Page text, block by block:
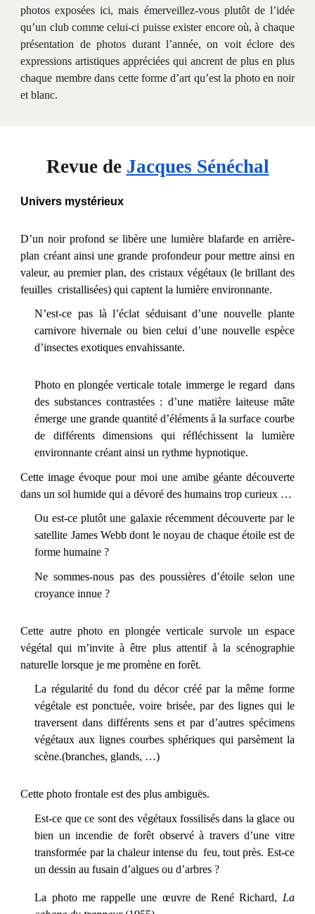
photos exposées ici, mais émerveillez-vous plutôt de l’idée
qu’un club comme celui-ci puisse exister encore où, à chaque
présentation de photos durant l’année, on voit éclore des
expressions artistiques appréciées qui ancrent de plus en plus
chaque membre dans cette forme d’art qu’est la photo en noir
et blanc.
Revue de Jacques Sénéchal
Univers mystérieux
D’un noir profond se libère une lumière blafarde en arrière-
plan créant ainsi une grande profondeur pour mettre ainsi en
valeur, au premier plan, des cristaux végétaux (le brillant des
feuilles cristallisées) qui captent la lumière environnante.
N’est-ce pas là l’éclat séduisant d’une nouvelle plante
carnivore hivernale ou bien celui d’une nouvelle espèce
d’insectes exotiques envahissante.
Photo en plongée verticale totale immerge le regard dans
des substances contrastées : d’une matière laiteuse mâte
émerge une grande quantité d’éléments à la surface courbe
de différents dimensions qui réfléchissent la lumière
environnante créant ainsi un rythme hypnotique.
Cette image évoque pour moi une amibe géante découverte
dans un sol humide qui a dévoré des humains trop curieux …
Ou est-ce plutôt une galaxie récemment découverte par le
satellite James Webb dont le noyau de chaque étoile est de
forme humaine ?
Ne sommes-nous pas des poussières d’étoile selon une
croyance innue ?
Cette autre photo en plongée verticale survole un espace
végétal qui m’invite à être plus attentif à la scénographie
naturelle lorsque je me promène en forêt.
La régularité du fond du décor créé par la même forme
végétale est ponctuée, voire brisée, par des lignes qui le
traversent dans différents sens et par d’autres spécimens
végétaux aux lignes courbes sphériques qui parsèment la
scène.(branches, glands, …)
Cette photo frontale est des plus ambiguës.
Est-ce que ce sont des végétaux fossilisés dans la glace ou
bien un incendie de forêt observé à travers d’une vitre
transformée par la chaleur intense du feu, tout près. Est-ce
un dessin au fusain d’algues ou d’arbres ?
La photo me rappelle une œuvre de René Richard, La